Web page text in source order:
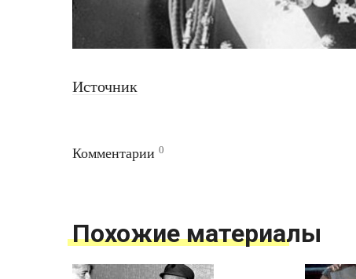
Источник
Комментарии 0
Похожие материалы